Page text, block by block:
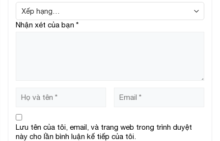
Nhận xét của bạn *
Lưu tên của tôi, email, và trang web trong trình duyệt
này cho lần bình luận kế tiếp của tôi.